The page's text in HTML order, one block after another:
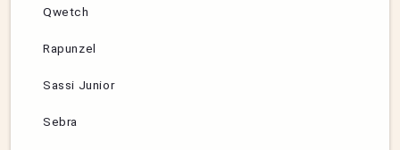
Qwetch
Rapunzel
Sassi Junior
Sebra